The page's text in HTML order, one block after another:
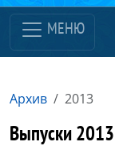
МЕНЮ
Архив 2013
Выпуски 2013